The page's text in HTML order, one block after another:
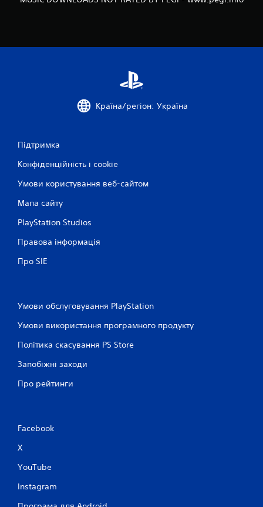
Країна/регіон: Україна
Підтримка
Конфіденційність і cookie
Умови користування веб-сайтом
Мапа сайту
PlayStation Studios
Правова інформація
Про SIE
Умови обслуговування PlayStation
Умови використання програмного продукту
Політика скасування PS Store
Запобіжні заходи
Про рейтинги
Facebook
X
YouTube
Instagram